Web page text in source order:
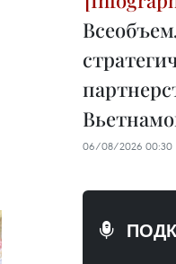
06/08/2026 00:30